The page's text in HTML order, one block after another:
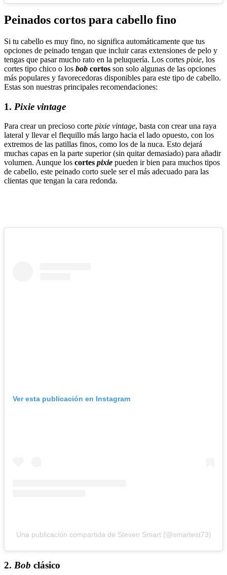
Peinados cortos para cabello fino
Si tu cabello es muy fino, no significa automáticamente que tus
opciones de peinado tengan que incluir caras extensiones de pelo y
tengas que pasar mucho rato en la peluquería. Los cortes pixie, los
cortes tipo chico o los bob cortos son solo algunas de las opciones
más populares y favorecedoras disponibles para este tipo de cabello.
Estas son nuestras principales recomendaciones:
1. Pixie vintage
Para crear un precioso corte pixie vintage, basta con crear una raya
lateral y llevar el flequillo más largo hacia el lado opuesto, con los
extremos de las patillas finos, como los de la nuca. Esto dejará
muchas capas en la parte superior (sin quitar demasiado) para añadir
volumen. Aunque los cortes pixie pueden ir bien para muchos tipos
de cabello, este peinado corto suele ser el más adecuado para las
clientas que tengan la cara redonda.
Ver esta publicación en Instagram
Una publicación compartida de Steven Smart (@smartest73)
2. Bob clásico